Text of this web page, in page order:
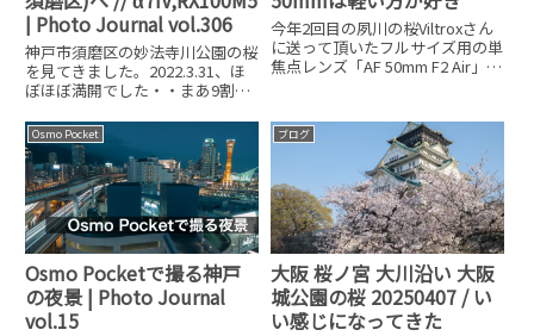
| Photo Journal vol.306
神戸市須磨区の妙法寺川公園の桜
を見てきました。2022.3.31、ほ
ぼほぼ満開でした・・まあ9割く
す。▲妙法寺川の両岸や遊歩道に
は桜のトンネルなど、素晴らしい
景色が楽しめます。使用カメラ
今年2回目の夙川の桜Viltroxさん
に送って頂いたフルサイズ用の単
焦点レンズ「AF 50mm F2 Air」を
ズ重さ205gなんです。軽いから
どんどん歩いてシャッターボタン
Osmo Pocket
Osmo Pocketで撮る神戸
の夜景 | Photo Journal
vol.15
ブログ
大阪 桜ノ宮 大川沿い 大阪
城公園の桜 20250407 / い
い感じになってきた